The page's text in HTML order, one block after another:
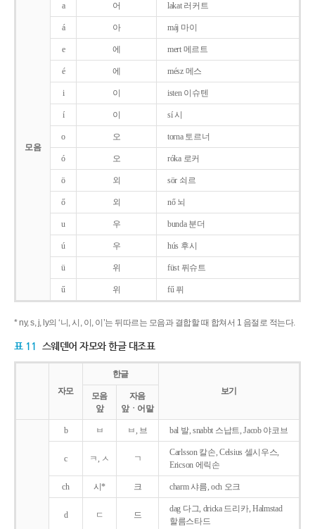
모음
a 어 lakat 러커트
á 아 máj 마이
e 에 mert 메르트
é 에 mész 메스
i 이 isten 이슈텐
í 이 sí 시
o 오 torna 토르너
ó 오 róka 로커
ö 외 sör 쇠르
ő 외 nő 뇌
u 우 bunda 분더
ú 우 hús 후시
ü 위 füst 퓌슈트
ű 위 fű 퓌
* ny, s, j, ly의 ‘니, 시, 이, 이’는 뒤따르는 모음과 결합할 때 합쳐서 1 음절로 적는다.
표 11 스웨덴어 자모와 한글 대조표
자모
한글
보기
모음
앞
자음
앞ㆍ어말
b ㅂ ㅂ, 브 bal 발, snabbt 스납트, Jacob 야코브
c ㅋ, ㅅ ㄱ
Carlsson 칼손, Celsius 셀시우스,
Ericson 에릭손
ch 시* 크 charm 샤름, och 오크
d ㄷ 드
dag 다그, dricka 드리카, Halmstad
할름스타드